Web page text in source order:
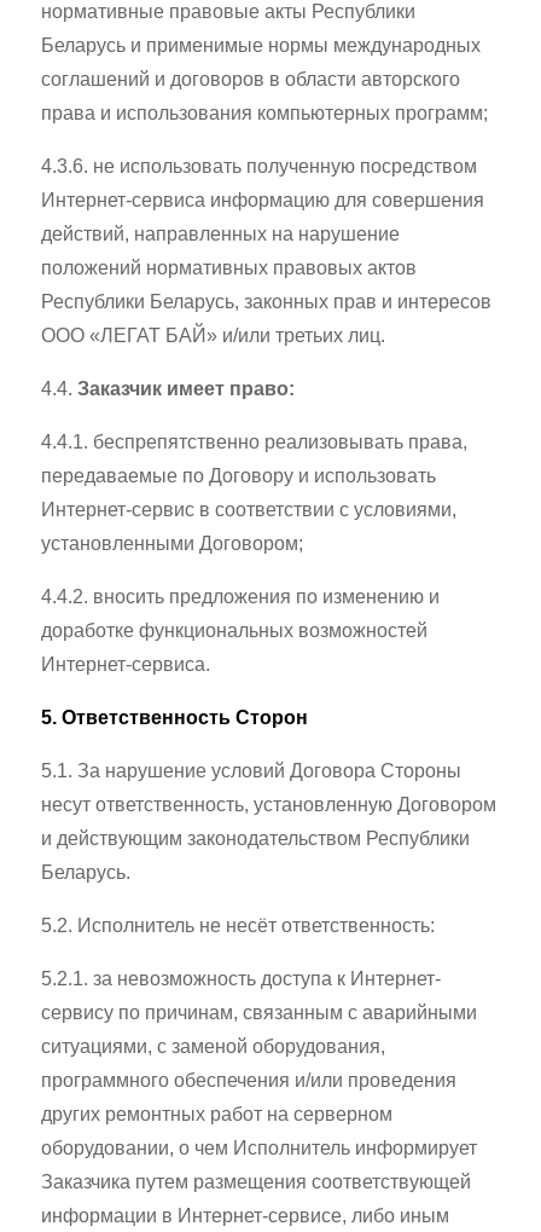
нормативные правовые акты Республики
Беларусь и применимые нормы международных
соглашений и договоров в области авторского
права и использования компьютерных программ;
4.3.6. не использовать полученную посредством
Интернет-сервиса информацию для совершения
действий, направленных на нарушение
положений нормативных правовых актов
Республики Беларусь, законных прав и интересов
ООО «ЛЕГАТ БАЙ» и/или третьих лиц.
4.4. Заказчик имеет право:
4.4.1. беспрепятственно реализовывать права,
передаваемые по Договору и использовать
Интернет-сервис в соответствии с условиями,
установленными Договором;
4.4.2. вносить предложения по изменению и
доработке функциональных возможностей
Интернет-сервиса.
5. Ответственность Сторон
5.1. За нарушение условий Договора Стороны
несут ответственность, установленную Договором
и действующим законодательством Республики
Беларусь.
5.2. Исполнитель не несёт ответственность:
5.2.1. за невозможность доступа к Интернет-
сервису по причинам, связанным с аварийными
ситуациями, с заменой оборудования,
программного обеспечения и/или проведения
других ремонтных работ на серверном
оборудовании, о чем Исполнитель информирует
Заказчика путем размещения соответствующей
информации в Интернет-сервисе, либо иным